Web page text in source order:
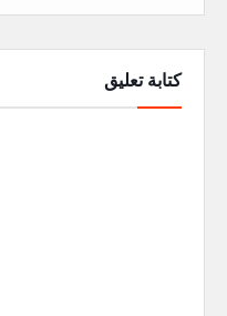
كتابة تعليق